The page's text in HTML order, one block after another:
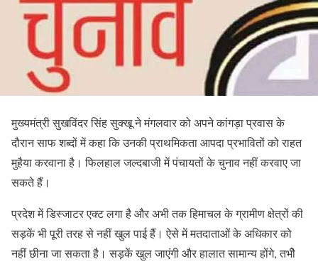
मुख्यमंत्री सुखविंदर सिंह सुक्खू ने मंगलवार को अपने कांगड़ा प्रवास के
दौरान साफ शब्दों में कहा कि उनकी प्राथमिकता आपदा प्रभावितों को राहत
मुहैया करवाना है। फिलहाल जल्दबाजी में पंचायतों के चुनाव नहीं करवाए जा
सकते हैं।
प्रदेश में डिस्जाटर एक्ट लगा है और अभी तक हिमाचल के ग्रामीण क्षेत्रों की
सड़कें भी पूरी तरह से नहीं खुल पाई हैं। ऐसे में मतदाताओं के अधिकार को
नहीं छीना जा सकता है। सड़कें खुल जाएंगी और हालात सामान्य होंगे, तभीे